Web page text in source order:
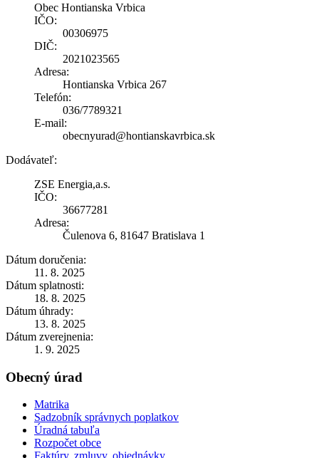
Obec Hontianska Vrbica
IČO:
00306975
DIČ:
2021023565
Adresa:
Hontianska Vrbica 267
Telefón:
036/7789321
E-mail:
obecnyurad@hontianskavrbica.sk
Dodávateľ:
ZSE Energia,a.s.
IČO:
36677281
Adresa:
Čulenova 6, 81647 Bratislava 1
Dátum doručenia:
11. 8. 2025
Dátum splatnosti:
18. 8. 2025
Dátum úhrady:
13. 8. 2025
Dátum zverejnenia:
1. 9. 2025
Obecný úrad
Matrika
Sadzobník správnych poplatkov
Úradná tabuľa
Rozpočet obce